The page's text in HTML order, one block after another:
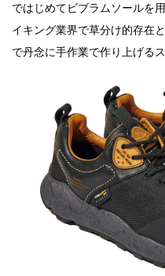
ではじめてビブラムソールを
イキング業界で草分け的存在
で丹念に手作業で作り上げる